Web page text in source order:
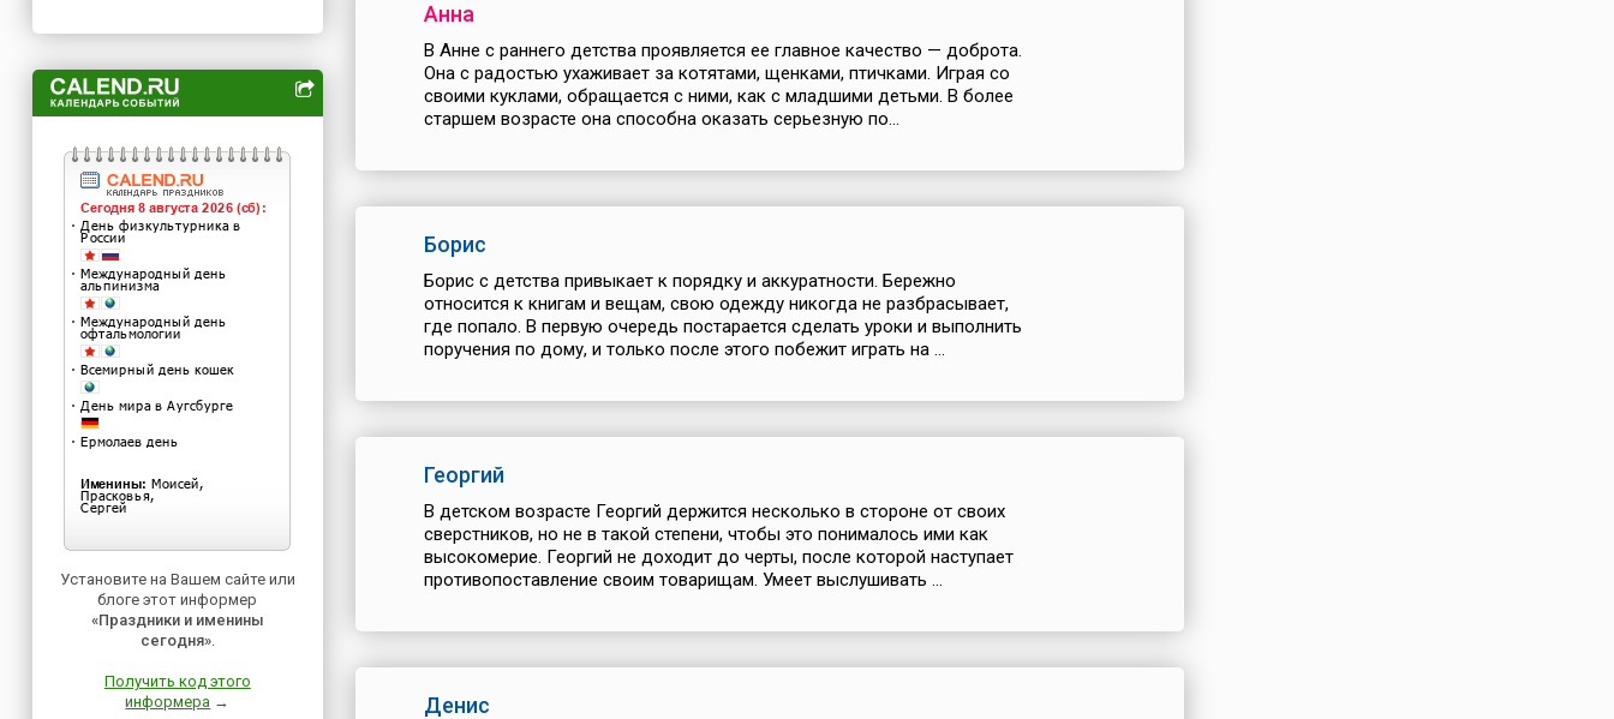
Установите на Вашем сайте или
блоге этот информер
«Праздники и именины
сегодня».
Получить код этого
информера →
Анна
В Анне с раннего детства проявляется ее главное качество — доброта.
Она с радостью ухаживает за котятами, щенками, птичками. Играя со
своими куклами, обращается с ними, как с младшими детьми. В более
старшем возрасте она способна оказать серьезную по...
Борис
Борис с детства привыкает к порядку и аккуратности. Бережно
относится к книгам и вещам, свою одежду никогда не разбрасывает,
где попало. В первую очередь постарается сделать уроки и выполнить
поручения по дому, и только после этого побежит играть на ...
Георгий
В детском возрасте Георгий держится несколько в стороне от своих
сверстников, но не в такой степени, чтобы это понималось ими как
высокомерие. Георгий не доходит до черты, после которой наступает
противопоставление своим товарищам. Умеет выслушивать ...
Денис